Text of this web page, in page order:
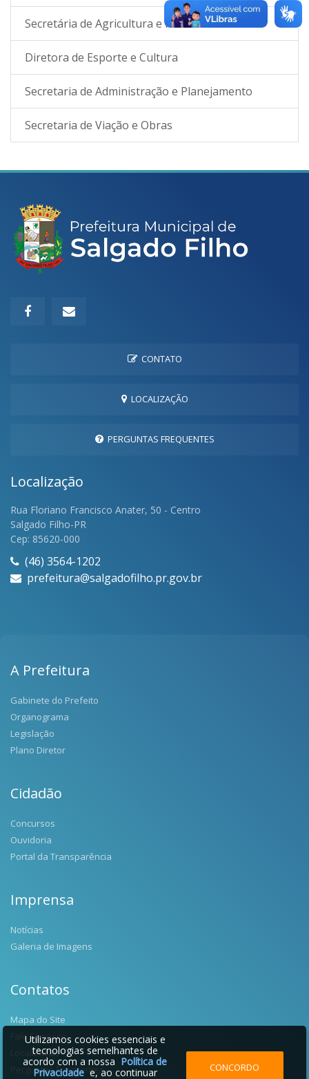
Secretária de Agricultura e Pecuária
Diretora de Esporte e Cultura
Secretaria de Administração e Planejamento
Secretaria de Viação e Obras
CONTATO
LOCALIZAÇÃO
PERGUNTAS FREQUENTES
Localização
Rua Floriano Francisco Anater, 50 - Centro
Salgado Filho-PR
Cep: 85620-000
(46) 3564-1202
prefeitura@salgadofilho.pr.gov.br
A Prefeitura
Gabinete do Prefeito
Organograma
Legislação
Plano Diretor
Cidadão
Concursos
Ouvidoria
Portal da Transparência
Imprensa
Notícias
Galeria de Imagens
Contatos
Mapa do Site
Fale Conosco
Localização
Perguntas Frequentes
Utilizamos cookies essenciais e
tecnologias semelhantes de
acordo com a nossa Política de
Privacidadee, ao continuar
CONCORDO